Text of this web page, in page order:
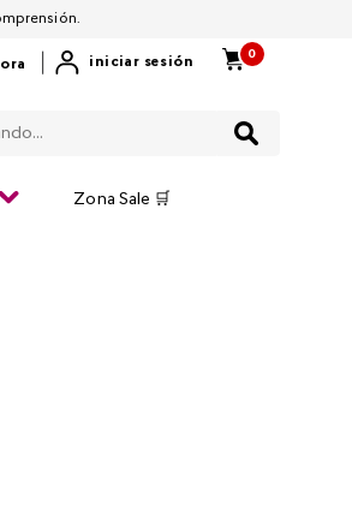
iniciar sesión
0
Zona Sale 🛒
su comprensión.